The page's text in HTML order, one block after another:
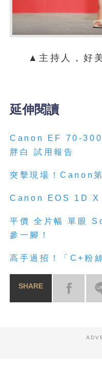
▲主持人，好
延伸閱讀
Canon EF 70-
胖白 試用報告
突擊現場！Canon
Canon EOS 1D X
平價 全片幅 單眼
參一腳！
高手過招！「C+粉
SHARE